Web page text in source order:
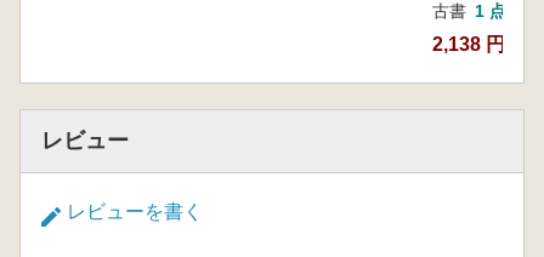
古書 1 点
2,138 円
レビュー
レビューを書く